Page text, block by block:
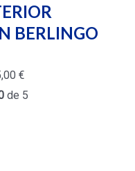
BERLINGO
€
de 5